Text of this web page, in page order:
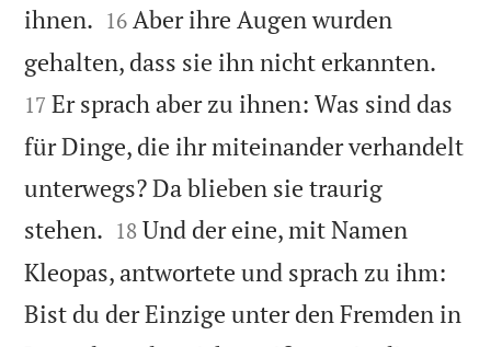
ihnen. 

16 Aber ihre Augen wurden
gehalten, dass sie ihn nicht erkannten.
17 Er sprach aber zu ihnen: Was sind das
für Dinge, die ihr miteinander verhandelt
unterwegs? Da blieben sie traurig
stehen. 

18 Und der eine, mit Namen
Kleopas, antwortete und sprach zu ihm:
Bist du der Einzige unter den Fremden in